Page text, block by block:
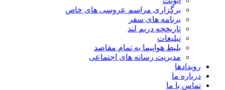
برگزاری مراسم عروسی های خاص
برنامه های سفر
تاریخچه دریم لند
تبلیغات
بلیط هواپیما به تمام مقاصد
مدیریت رسانه های اجتماعی
رویدادها
درباره ما
تماس با ما